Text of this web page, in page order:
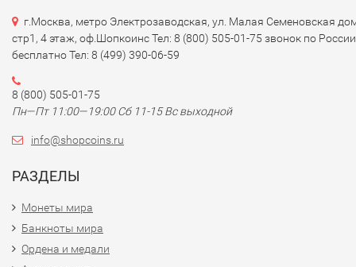
банкноте в 100 кин изображены различные виды
животных, а также изображения традиционных кукол
предметов культуры.
### 4. Элементы безопасности
- Банкноты Папуа Новой Гвинеи оснащены элементами
- Водяные знаки.
- Микропечать и элементы, изменяющиеся при наклоне.
### 5.Экономическая ситуация
г.Москва, метро Электрозаводская, ул. Малая Семеновская
стр1, 4 этаж, оф.Шопкоинс Тел: 8 (800) 505-01-75 звонок по России
бесплатно Тел: 8 (499) 390-06-59
8 (800) 505-01-75
Пн—Пт 11:00—19:00 Сб 11-15 Вс выходной
info@shopcoins.ru
РАЗДЕЛЫ
Монеты мира
Банкноты мира
Ордена и медали